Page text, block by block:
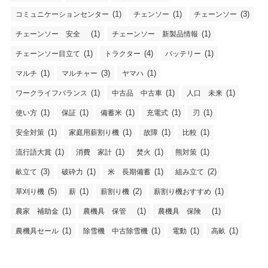
コミュニケーションセンター (1) チェンソー (1) チェーンソー (3)
チェーンソー 安全 (1) チェーンソー 新製品情報 (1)
チェーンソー目立て (1) トラクター (4) バッテリー (1)
マルチ (1) マルチャー (3) ヤマハ (1)
ワークライフバランス (1) 中古品 中古車 (1) 人口 未来 (1)
使い方 (1) 保証 (1) 備蓄米 (1) 充電式 (1) 刃 (1)
安全対策 (1) 家庭用薪割り機 (1) 故障 (1) 比較 (1)
流行語大賞 (1) 消費 家計 (1) 焚火 (1) 熊対策 (1)
畝立て (3) 破砕力 (1) 米 長期備蓄 (1) 組み立て (2)
草刈り機 (5) 薪 (1) 薪割り機 (2) 薪割り機おすすめ (1)
農家 補助金 (1) 農機具 保管 (1) 農機具 保険 (1)
農機具セール (1) 除雪機 中古除雪機 (1) 電動 (1) 高畝 (1)